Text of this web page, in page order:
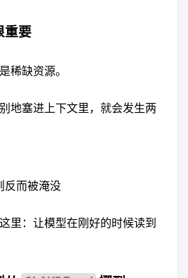
重要
稀缺资源。
地塞进上下文里，就会发生两
反而被淹没
里：让模型在刚好的时候读到